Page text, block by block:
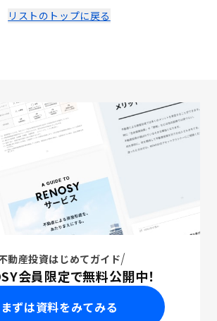
リストのトップに戻る
動産投資はじめてガイド
会員限定で無料公開中！
まずは資料をみてみる